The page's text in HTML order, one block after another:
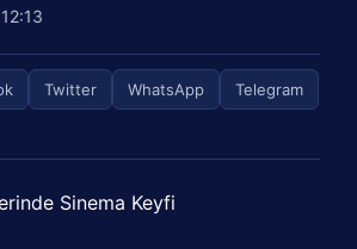
Twitter WhatsApp Telegram